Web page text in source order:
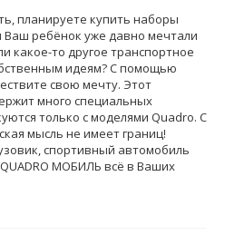
планируете купить наборы
ребёнок уже давно мечтали
какое-то другое транспортное
идеям? С помощью
свою мечту. Этот
много специальных
только с моделями Quadro. С
мысль не имеет границ!
спортивный автомобиль
МОБИЛЬ всё в Ваших